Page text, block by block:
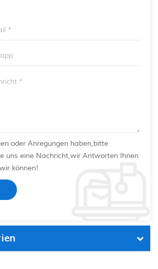
oder Anregungen haben,bitte
uns eine Nachricht,wir Antworten Ihnen
können!